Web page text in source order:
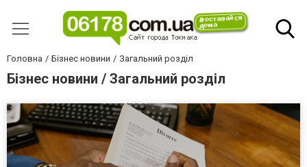
Головна Бізнес новини Загальний розділ
Бізнес новини / Загальний розділ